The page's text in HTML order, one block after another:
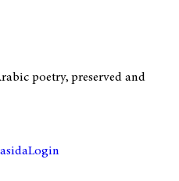
poetry, preserved and
Login